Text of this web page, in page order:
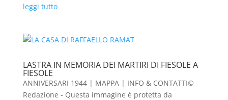
leggi tutto
LASTRA IN MEMORIA DEI MARTIRI DI FIESOLE A
FIESOLE
ANNIVERSARI 1944 | MAPPA | INFO & CONTATTI©
Redazione - Questa immagine è protetta da